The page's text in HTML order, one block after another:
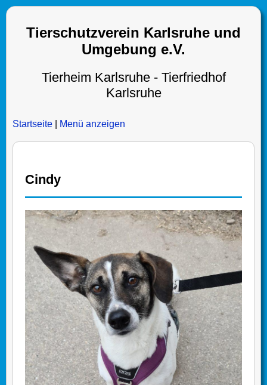
Tierschutzverein Karlsruhe und
Umgebung e.V.
Tierheim Karlsruhe - Tierfriedhof
Karlsruhe
Startseite Menü anzeigen
Cindy